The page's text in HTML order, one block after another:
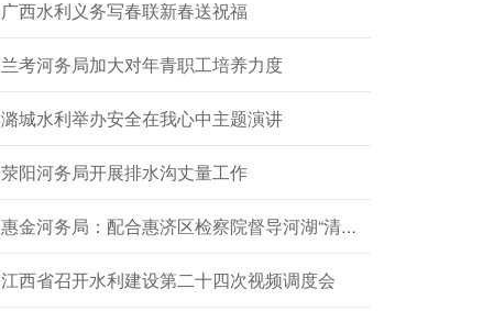
广西水利义务写春联新春送祝福
兰考河务局加大对年青职工培养力度
潞城水利举办安全在我心中主题演讲
荥阳河务局开展排水沟丈量工作
惠金河务局：配合惠济区检察院督导河湖“清四乱”专项行动
江西省召开水利建设第二十四次视频调度会